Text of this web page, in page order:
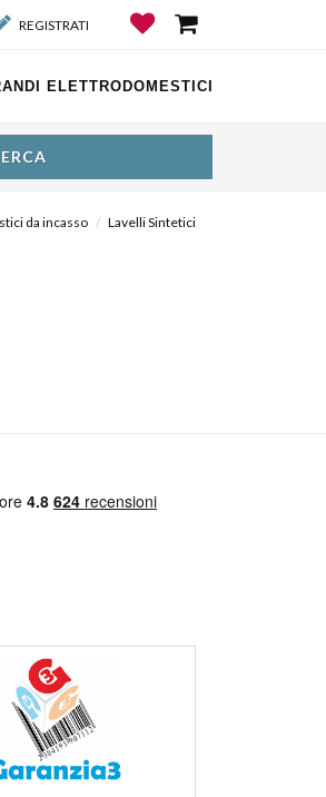
REGISTRATI
ELETTRODOMESTICI
da incasso Lavelli Sintetici